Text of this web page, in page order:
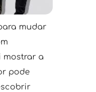
mudar
mostrar a
pode